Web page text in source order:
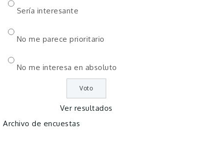
Sería interesante
No me parece prioritario
No me interesa en absoluto
Ver resultados
Archivo de encuestas